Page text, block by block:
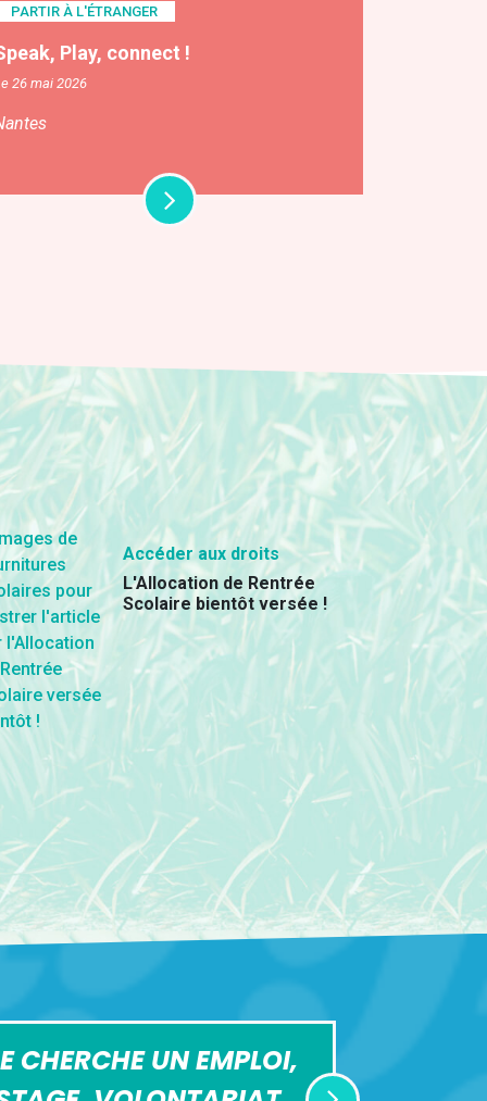
PARTIR À L'ÉTRANGER
Play, connect !
26 mai 2026
Accéder aux droits
L'Allocation de Rentrée
Scolaire bientôt versée !
CHERCHE UN EMPLOI,